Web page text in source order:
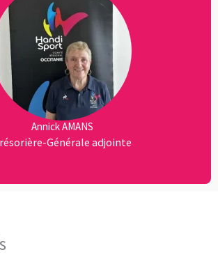
Annick AMANS
Générale adjointe